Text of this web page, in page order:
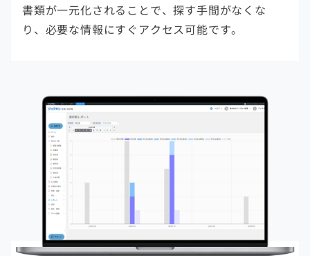
書類が一元化されることで、探す手間がなくな
り、必要な情報にすぐアクセス可能です。